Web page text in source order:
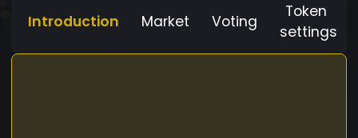
Introduction Market Voting
Token
settings